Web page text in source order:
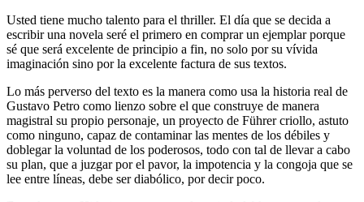
Usted tiene mucho talento para el thriller. El día que se decida a
escribir una novela seré el primero en comprar un ejemplar porque
sé que será excelente de principio a fin, no solo por su vívida
imaginación sino por la excelente factura de sus textos.
Lo más perverso del texto es la manera como usa la historia real de
Gustavo Petro como lienzo sobre el que construye de manera
magistral su propio personaje, un proyecto de Führer criollo, astuto
como ninguno, capaz de contaminar las mentes de los débiles y
doblegar la voluntad de los poderosos, todo con tal de llevar a cabo
su plan, que a juzgar por el pavor, la impotencia y la congoja que se
lee entre líneas, debe ser diabólico, por decir poco.